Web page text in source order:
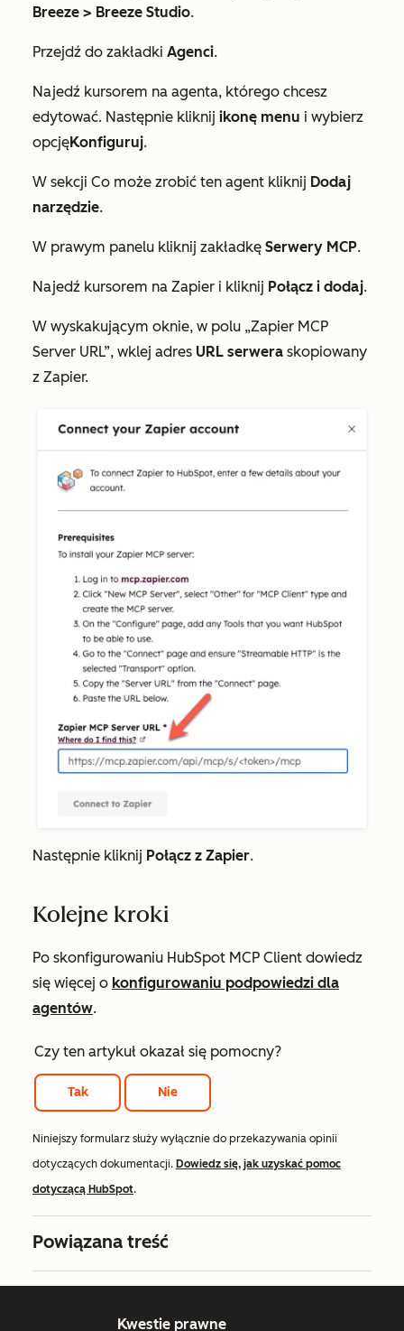
Breeze > Breeze Studio.
Przejdź do zakładki Agenci.
Najedź kursorem na agenta, którego chcesz
edytować. Następnie kliknij ikonę menu i wybierz
opcjęKonfiguruj.
W sekcji Co może zrobić ten agent kliknij Dodaj
narzędzie.
W prawym panelu kliknij zakładkę Serwery MCP.
Najedź kursorem na Zapier i kliknij Połącz i dodaj.
W wyskakującym oknie, w polu „Zapier MCP
Server URL”, wklej adres URL serwera skopiowany
z Zapier.
Następnie kliknij Połącz z Zapier.
Kolejne kroki
Po skonfigurowaniu HubSpot MCP Client dowiedz
się więcej o konfigurowaniu podpowiedzi dla
agentów.
Czy ten artykuł okazał się pomocny?
Tak Nie
Niniejszy formularz służy wyłącznie do przekazywania opinii
dotyczących dokumentacji. Dowiedz się, jak uzyskać pomoc
dotyczącą HubSpot.
Powiązana treść
Kwestie prawne